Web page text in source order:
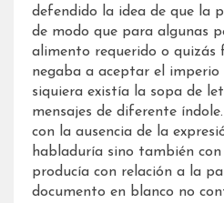
defendido la idea de que la
de modo que para algunas
alimento requerido o quizás
negaba a aceptar el imperio
siquiera existía la sopa de
mensajes de diferente
con la ausencia de la
habladuría sino también
producía con relación a la
documento en blanco no